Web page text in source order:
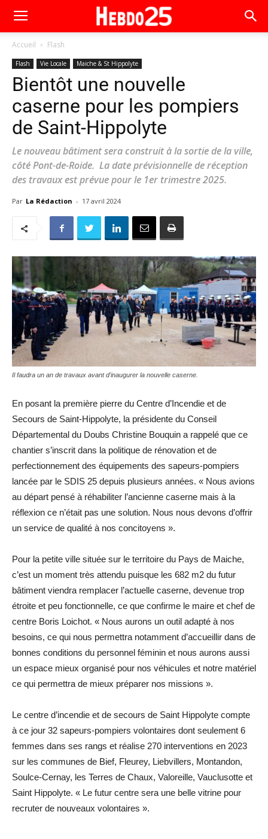
Accueil Flash
Flash Vie Locale Maiche & St Hippolyte
Bientôt une nouvelle
caserne pour les pompiers
de Saint-Hippolyte
Le nouveau bâtiment sera construit à la sortie de la ville,
côté Pont-de-Roide. La date prévisionnelle de réception
des travaux est prévue pour le 1er trimestre 2025.
Par La Rédaction - 17 avril 2024
Il faudra un an de travaux avant d'inaugurer la nouvelle caserne.
En posant la première pierre du Centre d’Incendie et de
Secours de Saint-Hippolyte, la présidente du Conseil
Départemental du Doubs Christine Bouquin a rappelé que ce
chantier s’inscrit dans la politique de rénovation et de
perfectionnement des équipements des sapeurs-pompiers
lancée par le SDIS 25 depuis plusieurs années. « Nous avions
au départ pensé à réhabiliter l’ancienne caserne mais à la
réflexion ce n’était pas une solution. Nous nous devons d’offrir
un service de qualité à nos concitoyens ».
Pour la petite ville située sur le territoire du Pays de Maiche,
c’est un moment très attendu puisque les 682 m2 du futur
bâtiment viendra remplacer l’actuelle caserne, devenue trop
étroite et peu fonctionnelle, ce que confirme le maire et chef de
centre Boris Loichot. « Nous aurons un outil adapté à nos
besoins, ce qui nous permettra notamment d’accueillir dans de
bonnes conditions du personnel féminin et nous aurons aussi
un espace mieux organisé pour nos véhicules et notre matériel
ce qui permettra de mieux préparer nos missions ».
Le centre d’incendie et de secours de Saint Hippolyte compte
à ce jour 32 sapeurs-pompiers volontaires dont seulement 6
femmes dans ses rangs et réalise 270 interventions en 2023
sur les communes de Bief, Fleurey, Liebvillers, Montandon,
Soulce-Cernay, les Terres de Chaux, Valoreille, Vauclusotte et
Saint Hippolyte. « Le futur centre sera une belle vitrine pour
recruter de nouveaux volontaires ».